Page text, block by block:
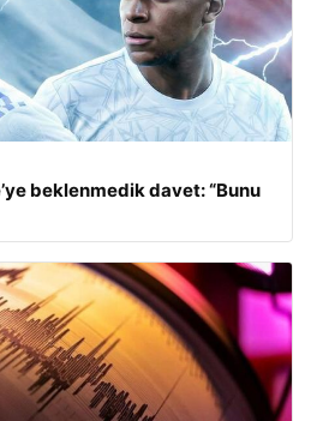
beklenmedik davet: “Bunu